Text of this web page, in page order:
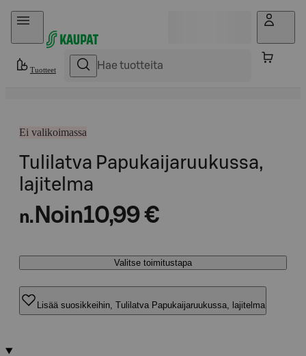
Hyppää sisältöön
Tuotteet
Ei valikoimassa
Tulilatva Papukaijaruukussa,
lajitelma
n. Noin10,99 €
Valitse toimitustapa
Lisää suosikkeihin, Tulilatva Papukaijaruukussa, lajitelma